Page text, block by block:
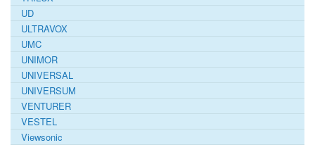
UD
ULTRAVOX
UMC
UNIMOR
UNIVERSAL
UNIVERSUM
VENTURER
VESTEL
Viewsonic